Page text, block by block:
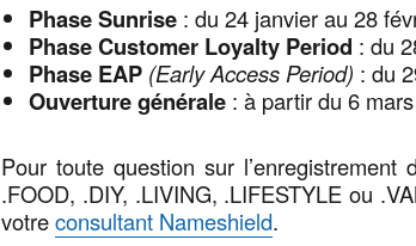
Phase Sunrise : du 24 janvier au 28
Phase Customer Loyalty Period : du
Phase EAP (Early Access Period) : du
Ouverture générale : à partir du 6
Pour toute question sur
.FOOD, .DIY, .LIVING, .LIFESTYLE ou
votreconsultant Nameshield.